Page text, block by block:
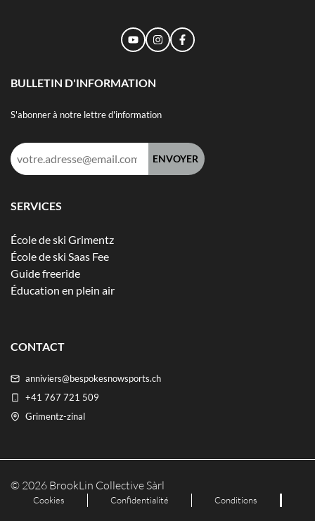
BULLETIN D'INFORMATION
S'abonner à notre lettre d'information
Adresse
e-
SERVICES
École de ski Grimentz
École de ski Saas Fee
Guide freeride
Éducation en plein air
CONTACT
anniviers@bespokesnowsports.ch
+41 767 721 509
Grimentz-zinal
© 2026 BrookLin Collective Sàrl
Cookies Confidentialité Conditions